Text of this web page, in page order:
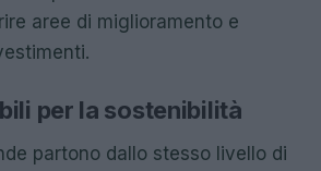
aree di miglioramento e
per la sostenibilità
partono dallo stesso livello di